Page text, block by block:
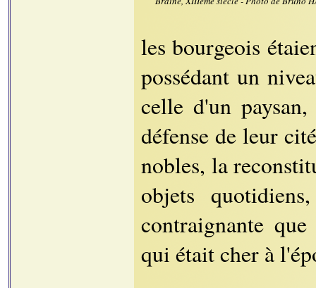
les bourgeois
possédant un
celle d'un
défense de leur
nobles, la
objets
contraignante
qui était cher à